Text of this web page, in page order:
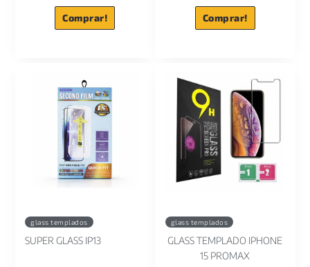
Comprar! Comprar!
glass templados
SUPER GLASS IP13
glass templados
GLASS TEMPLADO IPHONE
15 PROMAX